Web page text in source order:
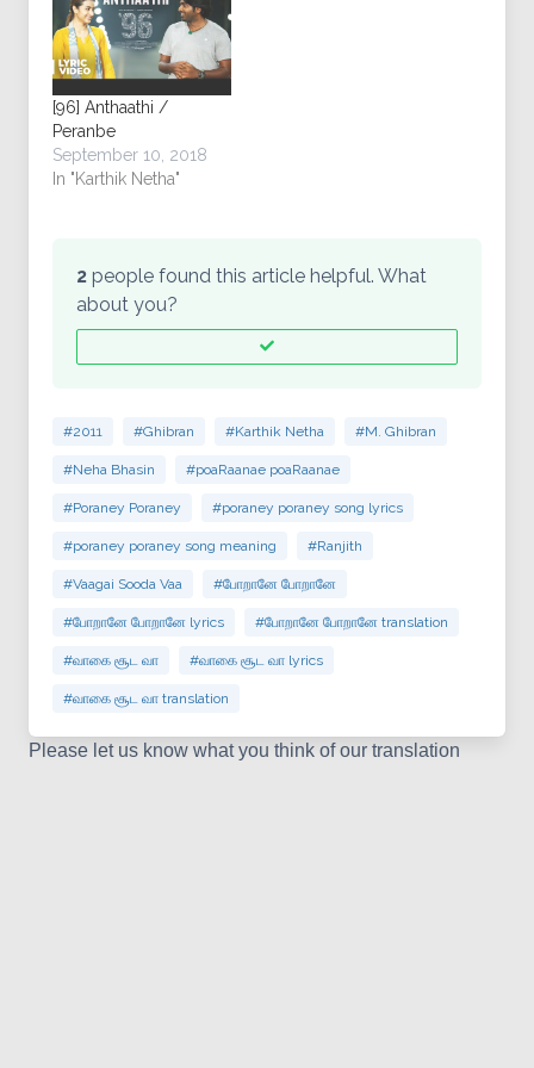
[96] Anthaathi /
Peranbe
September 10, 2018
In "Karthik Netha"
2 people found this article helpful. What
about you?
#2011 #Ghibran #Karthik Netha #M. Ghibran
#Neha Bhasin #poaRaanae poaRaanae
#Poraney Poraney #poraney poraney song lyrics
#poraney poraney song meaning #Ranjith
#Vaagai Sooda Vaa #போறானே போறானே
#போறானே போறானே lyrics #போறானே போறானே translation
#வாகை சூட வா #வாகை சூட வா lyrics
#வாகை சூட வா translation
Please let us know what you think of our translation